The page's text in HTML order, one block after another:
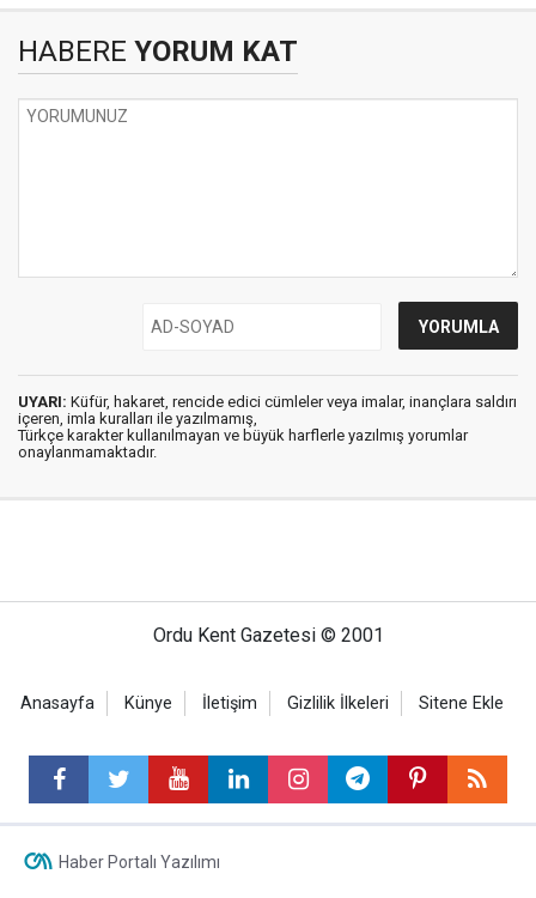
HABERE YORUM KAT
UYARI: Küfür, hakaret, rencide edici cümleler veya imalar, inançlara saldırı
içeren, imla kuralları ile yazılmamış,
Türkçe karakter kullanılmayan ve büyük harflerle yazılmış yorumlar
onaylanmamaktadır.
Ordu Kent Gazetesi © 2001
Anasayfa Künye İletişim Gizlilik İlkeleri Sitene Ekle
Haber Portalı Yazılımı